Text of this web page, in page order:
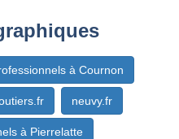
à Cournon
neuvy.fr
à Pierrelatte